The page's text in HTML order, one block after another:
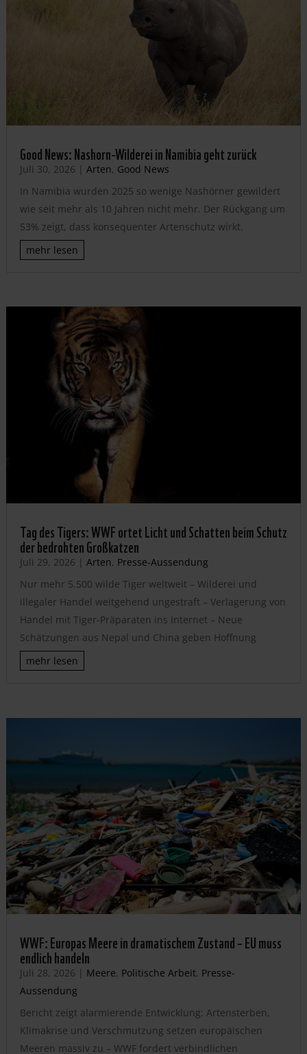
Good News: Nashorn-Wilderei in Namibia geht zurück
Juli 30, 2026 | Arten, Good News
In Namibia wurden 2025 so wenige Nashörner gewildert
wie seit mehr als 10 Jahren nicht mehr. Der Rückgang um
53% zeigt, dass konsequenter Artenschutz wirkt.
mehr lesen
Tag des Tigers: WWF ortet Licht und Schatten beim Schutz
der bedrohten Großkatzen
Juli 29, 2026 | Arten, Presse-Aussendung
Nur mehr 5.500 wilde Tiger weltweit – Wilderei und
illegaler Handel weitgehend ungestraft – Verlagerung von
Handel mit Tiger-Präparaten ins Internet – Neue
Schätzungen aus Nepal und China geben Hoffnung
mehr lesen
WWF: Europas Meere in dramatischem Zustand – EU muss
endlich handeln
Juli 28, 2026 | Meere, Politische Arbeit, Presse-
Aussendung
Bericht zeigt alarmierende Entwicklung: Artensterben,
Klimakrise und Verschmutzung setzen europäischen
Meeren massiv zu – WWF fordert verbindlichen